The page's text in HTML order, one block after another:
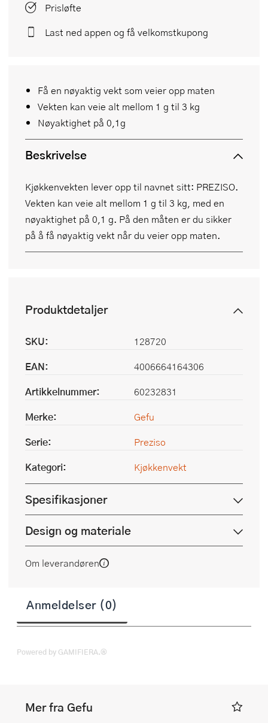
Få en nøyaktig vekt som veier opp maten
Vekten kan veie alt mellom 1 g til 3 kg
Nøyaktighet på 0,1g
Beskrivelse
Kjøkkenvekten lever opp til navnet sitt: PREZISO.
Vekten kan veie alt mellom 1 g til 3 kg, med en
nøyaktighet på 0,1 g. På den måten er du sikker
på å få nøyaktig vekt når du veier opp maten.
Prisløfte
Last ned appen og få velkomstkupong
Produktdetaljer
SKU:
128720
EAN:
4006664164306
Artikkelnummer:
60232831
Merke:
Gefu
Serie:
Preziso
Kategori:
Kjøkkenvekt
Spesifikasjoner
Design og materiale
Om leverandøren
Anmeldelser (0)
Powered by GAMIFIERA.®
Mer fra Gefu